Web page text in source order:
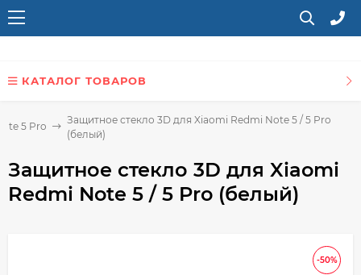
КАТАЛОГ ТОВАРОВ
5 Pro
Защитное стекло 3D для Xiaomi Redmi Note 5 / 5 Pro
(белый)
Защитное стекло 3D для Xiaomi
Redmi Note 5 / 5 Pro (белый)
-50%